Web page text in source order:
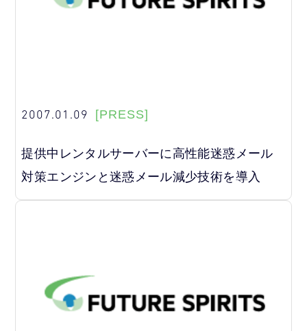
2007.01.09 [PRESS]
提供中レンタルサーバーに高性能迷惑メール
対策エンジンと迷惑メール減少技術を導入